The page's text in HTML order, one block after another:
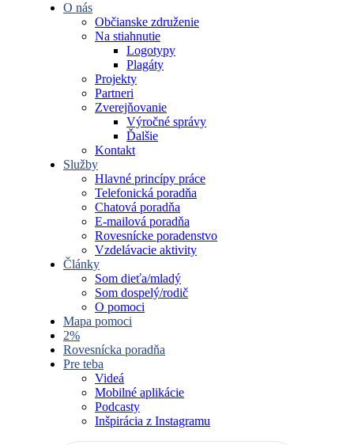
O nás
Občianske združenie
Na stiahnutie
Logotypy
Plagáty
Projekty
Partneri
Zverejňovanie
Výročné správy
Ďalšie
Kontakt
Služby
Hlavné princípy práce
Telefonická poradňa
Chatová poradňa
E-mailová poradňa
Rovesnícke poradenstvo
Vzdelávacie aktivity
Články
Som dieťa/mladý
Som dospelý/rodič
O pomoci
Mapa pomoci
2%
Rovesnícka poradňa
Pre teba
Videá
Mobilné aplikácie
Podcasty
Inšpirácia z Instagramu